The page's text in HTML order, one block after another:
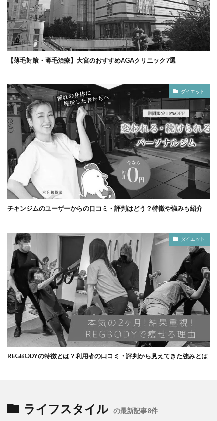
【薄毛対策・薄毛治療】大宮のおすすめAGAクリニック7選
ダイエット
チキンジムのユーザーからの口コミ・評判はどう？特徴や強みも紹介
ダイエット
REGBODYの特徴とは？利用者の口コミ・評判から見えてきた強みとは
ライフスタイル の最新記事8件